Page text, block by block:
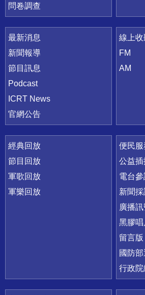
問卷調查
最新消息
新聞報導
節目訊息
Podcast
ICRT News
官網公告
線上收
FM
AM
經典回放
節目回放
軍歌回放
軍樂回放
便民服
公益插
電台
新聞
廣播
黑膠
留言版
國防
行政